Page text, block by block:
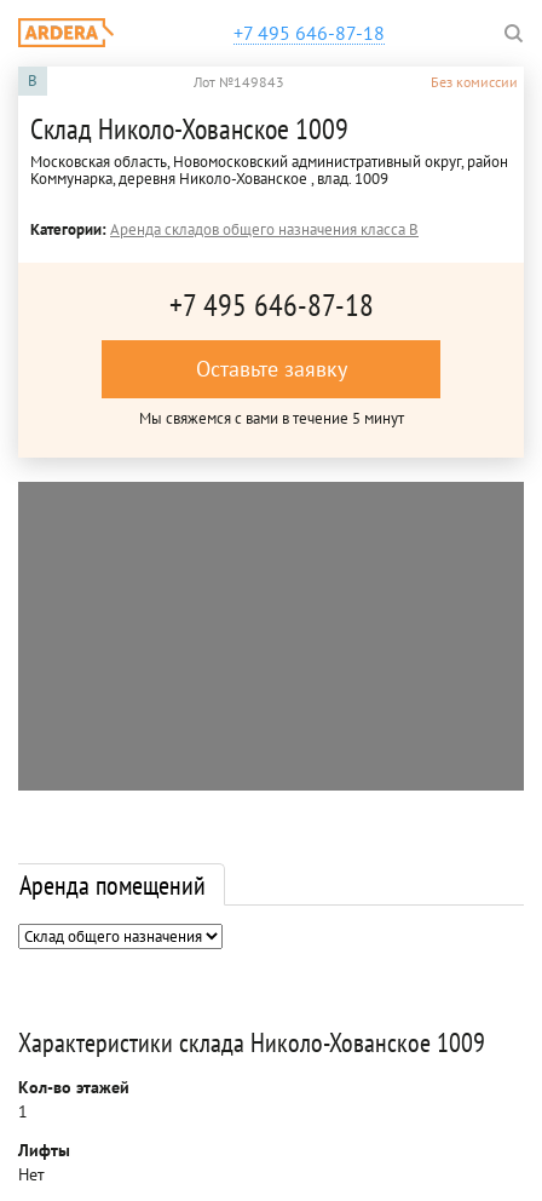
+7 495 646-87-18
B Лот №149843 Без комиссии
Склад Николо-Хованское 1009
Московская область, Новомосковский административный округ, район
Коммунарка, деревня Николо-Хованское , влад. 1009
Категории:Аренда складов общего назначения класса B
+7 495 646-87-18
Оставьте заявку
Мы свяжемся с вами в течение 5 минут
Аренда помещений
Характеристики склада Николо-Хованское 1009
Кол-во этажей
1
Лифты
Нет